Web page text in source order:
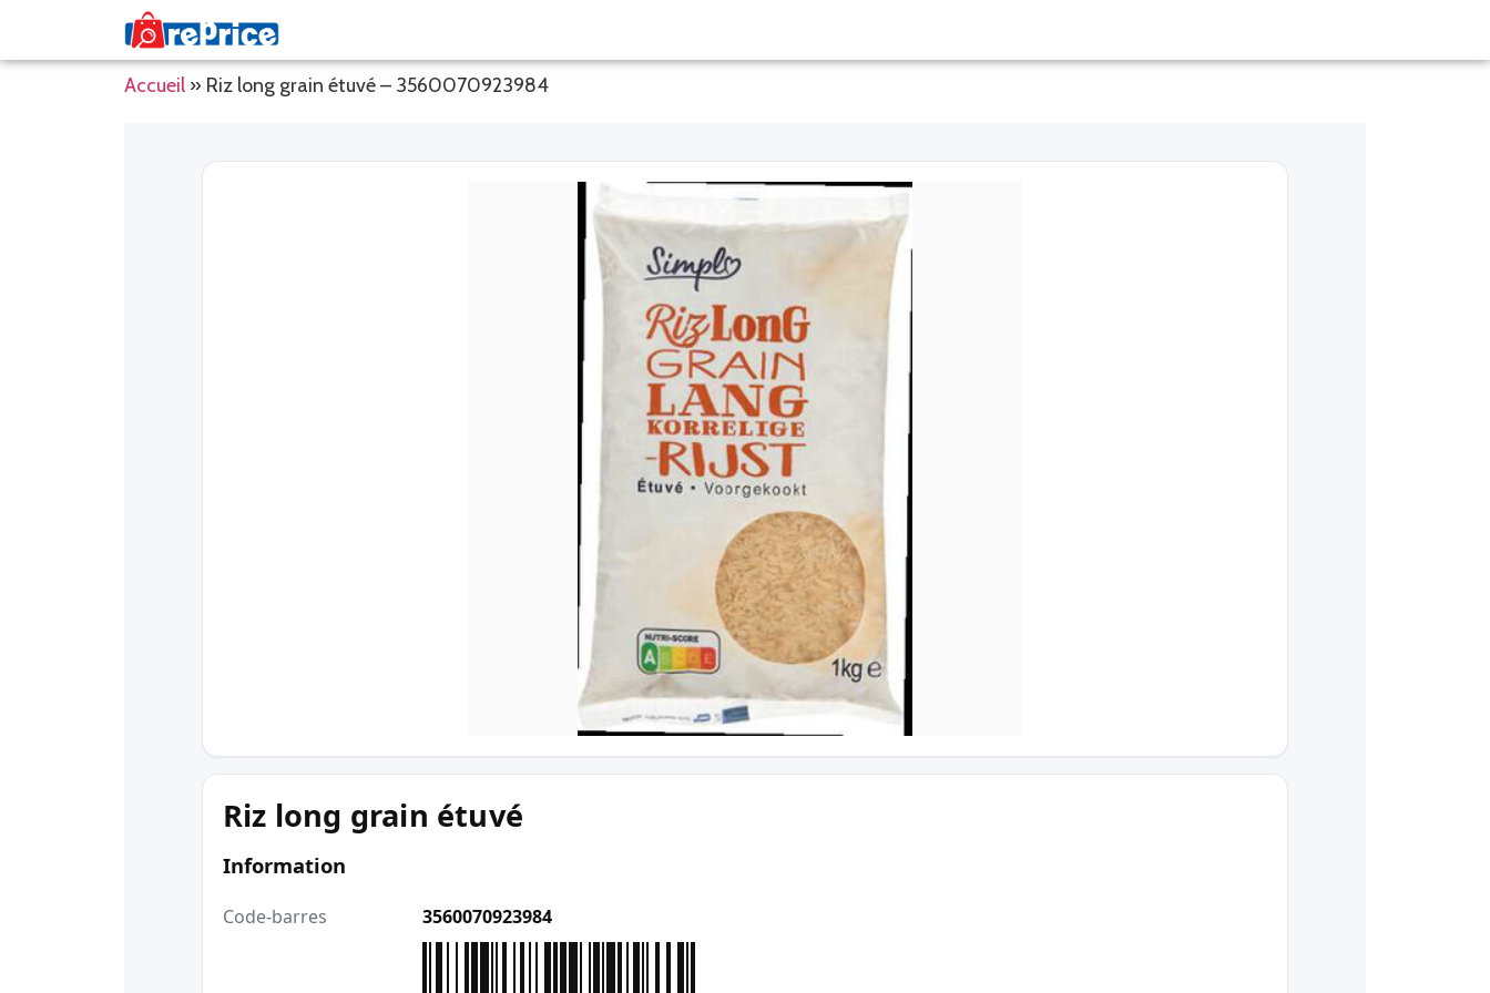
Accueil » Riz long grain étuvé – 3560070923984
Riz long grain étuvé
Information
Code-barres 3560070923984